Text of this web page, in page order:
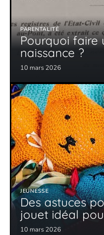
PARENTALITÉ
Pourquoi faire
naissance ?
10 mars 2026
JEUNESSE
Des astuces
jouet idéal
10 mars 2026